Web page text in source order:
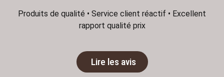
Produits de qualité • Service client réactif • Excellent
rapport qualité prix
Lire les avis